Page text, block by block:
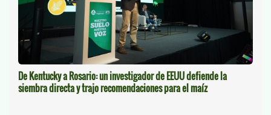
De Kentucky a Rosario: un investigador de EEUU defiende la
siembra directa y trajo recomendaciones para el maíz